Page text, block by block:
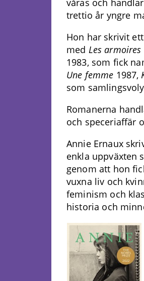
trettio år yngre
Hon har skrivit
med Les armoires
1983, som fick
Une femme 1987,
som
Romanerna
och speceriaffär
Annie Ernaux
enkla uppväxten
genom att hon
vuxna liv och
feminism och
historia och